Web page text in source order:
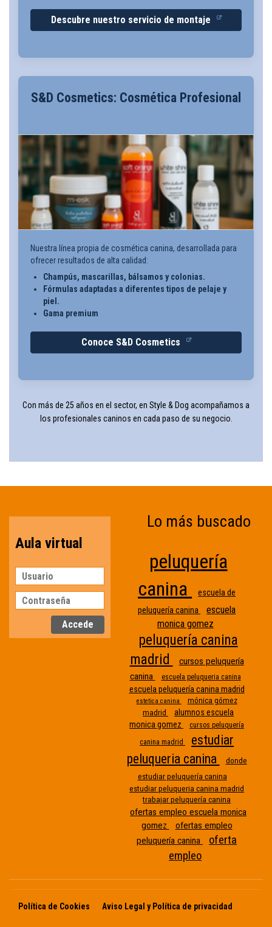
Descubre nuestro servicio de montaje
S&D Cosmetics: Cosmética Profesional
Nuestra línea propia de cosmética canina, desarrollada para
ofrecer resultados de alta calidad:
Champús, mascarillas, bálsamos y colonias.
Fórmulas adaptadas a diferentes tipos de pelaje y
piel.
Gama premium
Conoce S&D Cosmetics
Con más de 25 años en el sector, en Style & Dog acompañamos a
los profesionales caninos en cada paso de su negocio.
Aula virtual
Lo más buscado
peluquería
canina
escuela de
peluquería canina
escuela
monica gomez
peluquería canina
madrid
cursos peluquería
canina
escuela peluqueria canina
escuela peluquería canina madrid
estetica canina
mónica gómez
madrid
alumnos escuela
monica gomez
cursos peluquería
canina madrid
estudiar
peluqueria canina
donde
estudiar peluquería canina
sin
nombre
estudiar peluqueria canina madrid
trabajar peluquería canina
ofertas empleo escuela monica
gomez
ofertas empleo
peluquería canina
oferta
empleo
Política de Cookies Aviso Legal y Política de privacidad